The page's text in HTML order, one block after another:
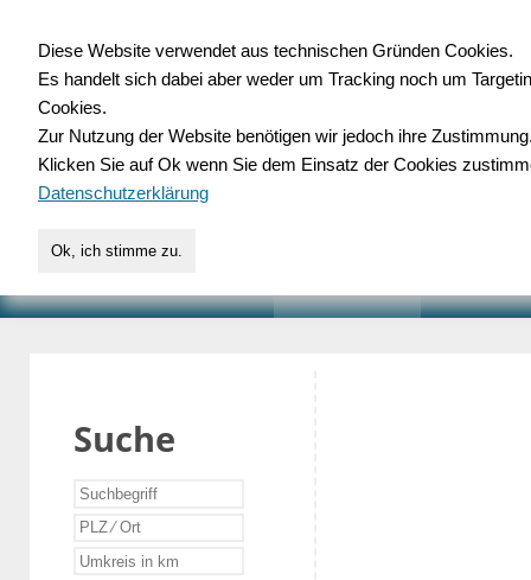
für Handwerk,
Suche
Diese Website verwendet aus technischen Gründen Cookies.
Es handelt sich dabei aber weder um Tracking noch um
Cookies.
Zur Nutzung der Website benötigen wir jedoch ihre
Klicken Sie auf Ok wenn Sie dem Einsatz der Cookies
Datenschutzerklärung
Ok, ich stimme zu.